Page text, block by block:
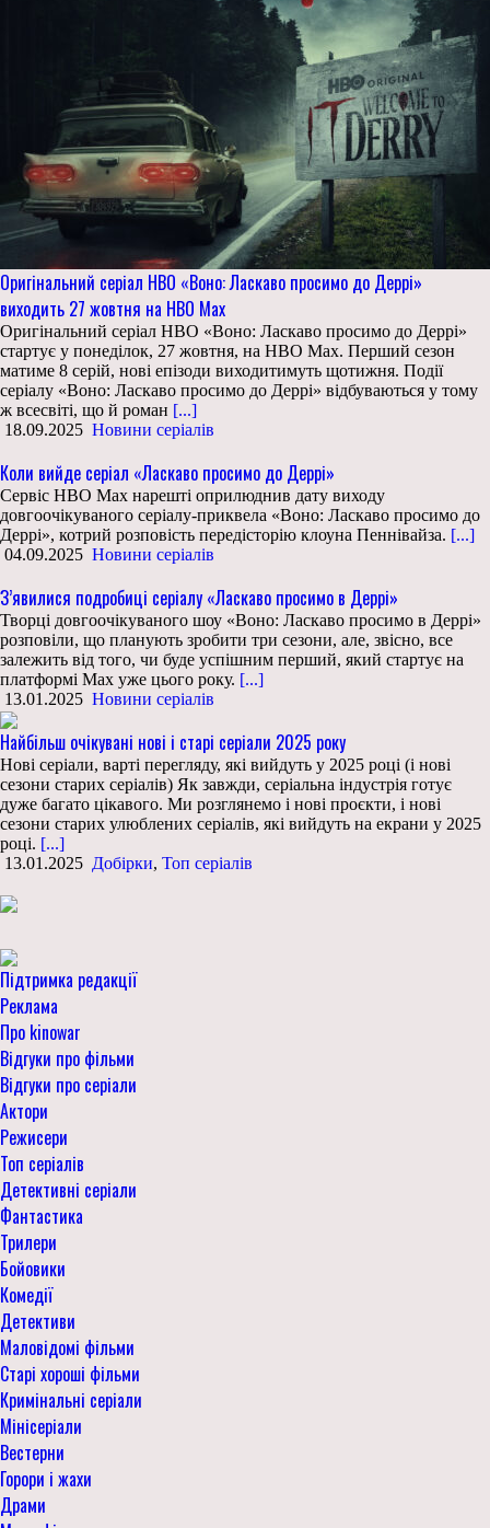
Оригінальний серіал HBO «Воно: Ласкаво просимо до Деррі»
виходить 27 жовтня на HBO Max
Оригінальний серіал HBO «Воно: Ласкаво просимо до Деррі»
стартує у понеділок, 27 жовтня, на HBO Max. Перший сезон
матиме 8 серій, нові епізоди виходитимуть щотижня. Події
серіалу «Воно: Ласкаво просимо до Деррі» відбуваються у тому
ж всесвіті, що й роман [...]
18.09.2025 Новини серіалів
Коли вийде серіал «Ласкаво просимо до Деррі»
Сервіс HBO Max нарешті оприлюднив дату виходу
довгоочікуваного серіалу-приквела «Воно: Ласкаво просимо до
Деррі», котрий розповість передісторію клоуна Пеннівайза. [...]
04.09.2025 Новини серіалів
З’явилися подробиці серіалу «Ласкаво просимо в Деррі»
Творці довгоочікуваного шоу «Воно: Ласкаво просимо в Деррі»
розповіли, що планують зробити три сезони, але, звісно, все
залежить від того, чи буде успішним перший, який стартує на
платформі Max уже цього року. [...]
13.01.2025 Новини серіалів
Найбільш очікувані нові і старі серіали 2025 року
Нові серіали, варті перегляду, які вийдуть у 2025 році (і нові
сезони старих серіалів) Як завжди, серіальна індустрія готує
дуже багато цікавого. Ми розглянемо і нові проєкти, і нові
сезони старих улюблених серіалів, які вийдуть на екрани у 2025
році. [...]
13.01.2025 Добірки, Топ серіалів
Підтримка редакції
Реклама
Про kinowar
Відгуки про фільми
Відгуки про серіали
Актори
Режисери
Топ серіалів
Детективні серіали
Фантастика
Трилери
Бойовики
Комедії
Детективи
Маловідомі фільми
Старі хороші фільми
Кримінальні серіали
Мінісеріали
Вестерни
Горори і жахи
Драми